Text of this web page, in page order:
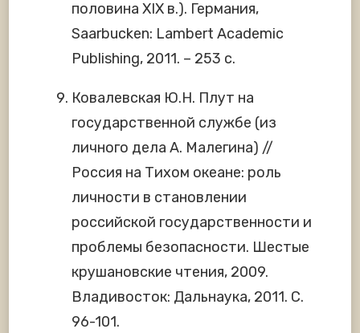
половина XIX в.). Германия,
Saarbucken: Lambert Academic
Publishing, 2011. – 253 с.
Ковалевская Ю.Н. Плут на
государственной службе (из
личного дела А. Малегина) //
Россия на Тихом океане: роль
личности в становлении
российской государственности и
проблемы безопасности. Шестые
крушановские чтения, 2009.
Владивосток: Дальнаука, 2011. С.
96-101.